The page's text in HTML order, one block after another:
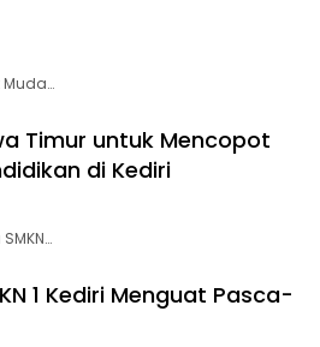
Timur untuk Mencopot
di Kediri
1 Kediri Menguat Pasca-